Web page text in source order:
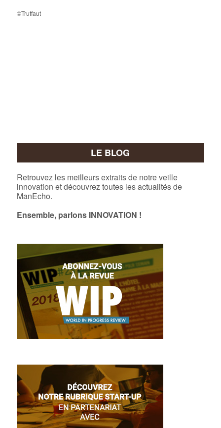
©Truffaut
LE BLOG
Retrouvez les meilleurs extraits de notre veille
innovation et découvrez toutes les actualités de
ManEcho.
Ensemble, parlons INNOVATION !